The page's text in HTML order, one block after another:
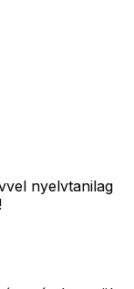
nyelvtanilag